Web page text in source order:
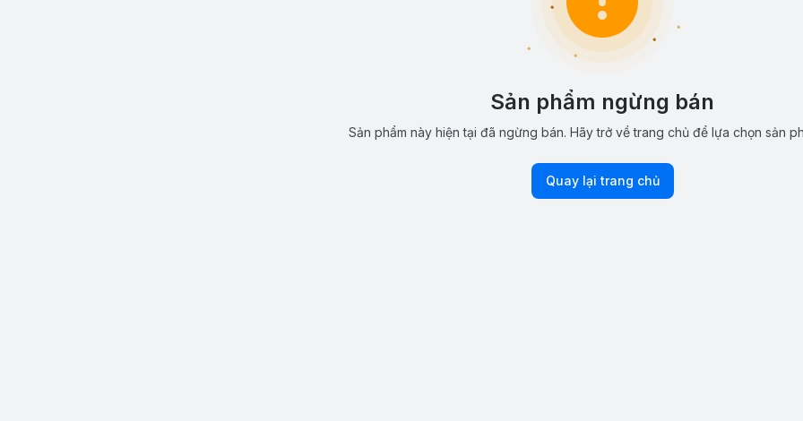
Sản phẩm ngừng bán
Sản phẩm này hiện tại đã ngừng bán. Hãy trở về trang chủ để lựa chọn sản
Quay lại trang chủ